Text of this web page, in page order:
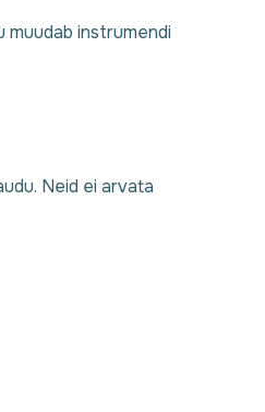
muudab instrumendi
Neid ei arvata